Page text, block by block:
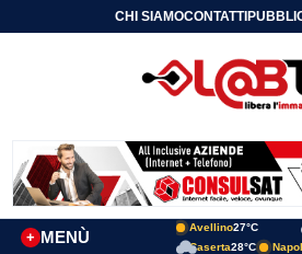
CHI SIAMOCONTATTI
MENÙ
+
Avellino27°C
Caserta28°C